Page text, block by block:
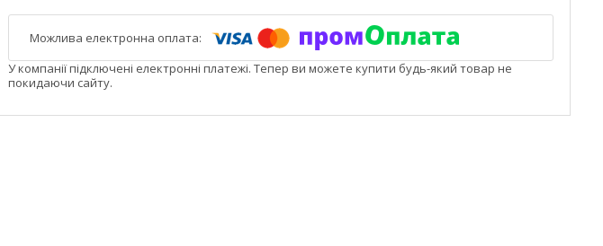
У компанії підключені електронні платежі. Тепер ви можете купити будь-який товар не
покидаючи сайту.